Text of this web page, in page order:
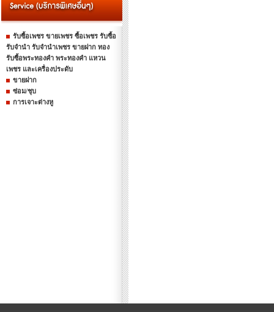
รับซื้อเพชร ขายเพชร ซื้อเพชร รับซื้อ
รับจำนำ รับจำนำเพชร ขายฝาก ทอง
รับซื้อพระทองคำ พระทองคำ แหวน
เพชร และเครื่องประดับ
ขายฝาก
ซ่อม/ชุบ
การเจาะต่างหู